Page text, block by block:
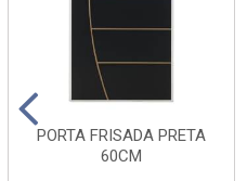
PORTA FRISADA PRETA
60CM